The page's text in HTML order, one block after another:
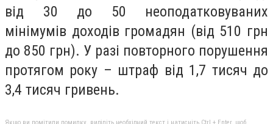
від 30 до 50 неоподатковуваних
мінімумів доходів громадян (від 510 грн
до 850 грн). У разі повторного порушення
протягом року – штраф від 1,7 тисяч до
3,4 тисяч гривень.
Якщо ви помітили помилку, виділіть необхідний текст і натисніть Ctrl + Enter, щоб